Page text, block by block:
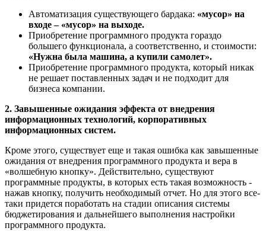
Автоматизация существующего бардака: «мусор» на
входе – «мусор» на выходе.
Приобретение программного продукта гораздо
большего функционала, а соответственно, и стоимости:
«Нужна была машина, а купили самолет».
Приобретение программного продукта, который никак
не решает поставленных задач и не подходит для
бизнеса компании.
2. Завышенные ожидания эффекта от внедрения
информационных технологий, корпоративных
информационных систем.
Кроме этого, существует еще и такая ошибка как завышенные
ожидания от внедрения программного продукта и вера в
«волшебную кнопку». Действительно, существуют
программные продукты, в которых есть такая возможность -
нажав кнопку, получить необходимый отчет. Но для этого все-
таки придется поработать на стадии описания системы
бюджетирования и дальнейшего выполнения настройки
программного продукта.